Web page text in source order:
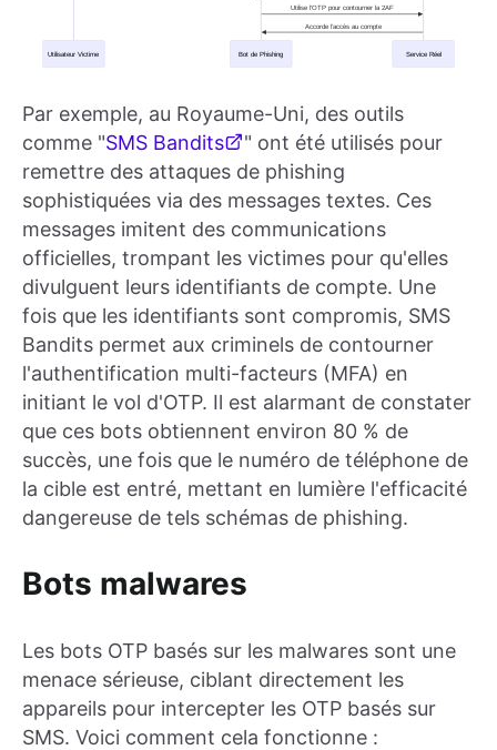
Par exemple, au Royaume-Uni, des outils
comme "SMS Bandits
" ont été utilisés pour
remettre des attaques de phishing
sophistiquées via des messages textes. Ces
messages imitent des communications
officielles, trompant les victimes pour qu'elles
divulguent leurs identifiants de compte. Une
fois que les identifiants sont compromis, SMS
Bandits permet aux criminels de contourner
l'authentification multi-facteurs (MFA) en
initiant le vol d'OTP. Il est alarmant de constater
que ces bots obtiennent environ 80 % de
succès, une fois que le numéro de téléphone de
la cible est entré, mettant en lumière l'efficacité
dangereuse de tels schémas de phishing.
Bots malwares
Les bots OTP basés sur les malwares sont une
menace sérieuse, ciblant directement les
appareils pour intercepter les OTP basés sur
SMS. Voici comment cela fonctionne :